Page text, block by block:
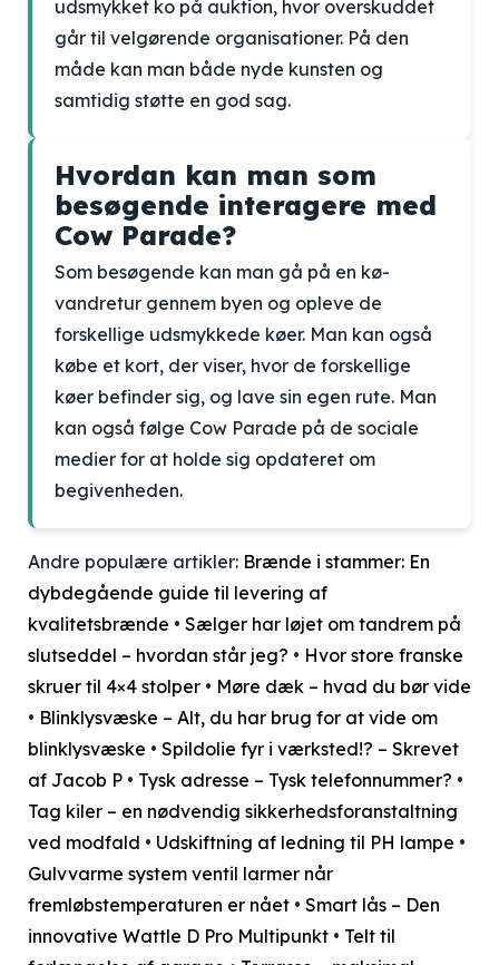
udsmykket ko på auktion, hvor overskuddet
går til velgørende organisationer. På den
måde kan man både nyde kunsten og
samtidig støtte en god sag.
Hvordan kan man som
besøgende interagere med
Cow Parade?
Som besøgende kan man gå på en kø-
vandretur gennem byen og opleve de
forskellige udsmykkede køer. Man kan også
købe et kort, der viser, hvor de forskellige
køer befinder sig, og lave sin egen rute. Man
kan også følge Cow Parade på de sociale
medier for at holde sig opdateret om
begivenheden.
Andre populære artikler: Brænde i stammer: En
dybdegående guide til levering af
kvalitetsbrænde • Sælger har løjet om tandrem på
slutseddel – hvordan står jeg? • Hvor store franske
skruer til 4×4 stolper • Møre dæk – hvad du bør vide
• Blinklysvæske – Alt, du har brug for at vide om
blinklysvæske • Spildolie fyr i værksted!? – Skrevet
af Jacob P • Tysk adresse – Tysk telefonnummer? •
Tag kiler – en nødvendig sikkerhedsforanstaltning
ved modfald • Udskiftning af ledning til PH lampe •
Gulvvarme system ventil larmer når
fremløbstemperaturen er nået • Smart lås – Den
innovative Wattle D Pro Multipunkt • Telt til